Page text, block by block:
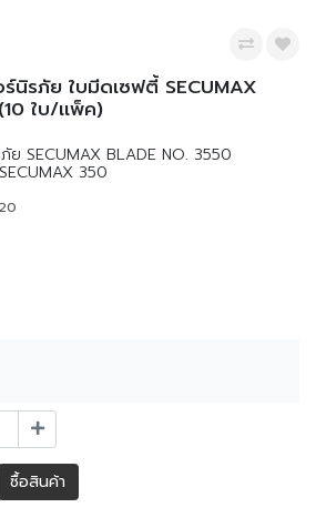
นิรภัย ใบมีดเซฟตี้ SECUMAX
ใบ/เเพ็ค)
SECUMAX BLADE NO. 3550
350
ซื้อสินค้า